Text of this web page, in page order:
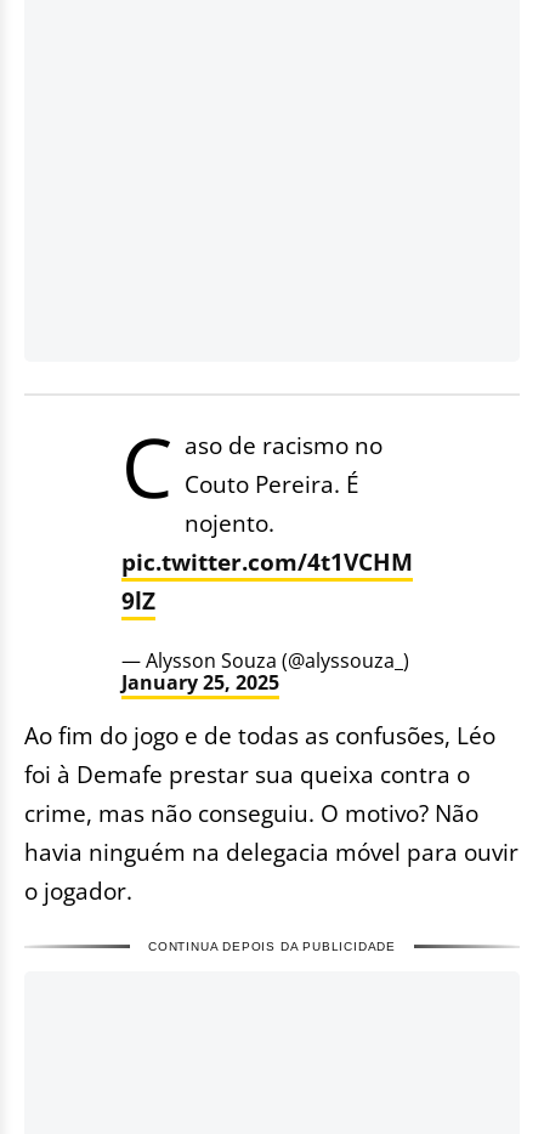
C aso de racismo no
Couto Pereira. É
nojento.
pic.twitter.com/4t1VCHM
9lZ
— Alysson Souza (@alyssouza_)
January 25, 2025
Ao fim do jogo e de todas as confusões, Léo
foi à Demafe prestar sua queixa contra o
crime, mas não conseguiu. O motivo? Não
havia ninguém na delegacia móvel para ouvir
o jogador.
CONTINUA DEPOIS DA PUBLICIDADE